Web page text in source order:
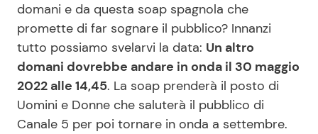
domani e da questa soap spagnola che
promette di far sognare il pubblico? Innanzi
tutto possiamo svelarvi la data: Un altro
domani dovrebbe andare in onda il 30 maggio
2022 alle 14,45. La soap prenderà il posto di
Uomini e Donne che saluterà il pubblico di
Canale 5 per poi tornare in onda a settembre.